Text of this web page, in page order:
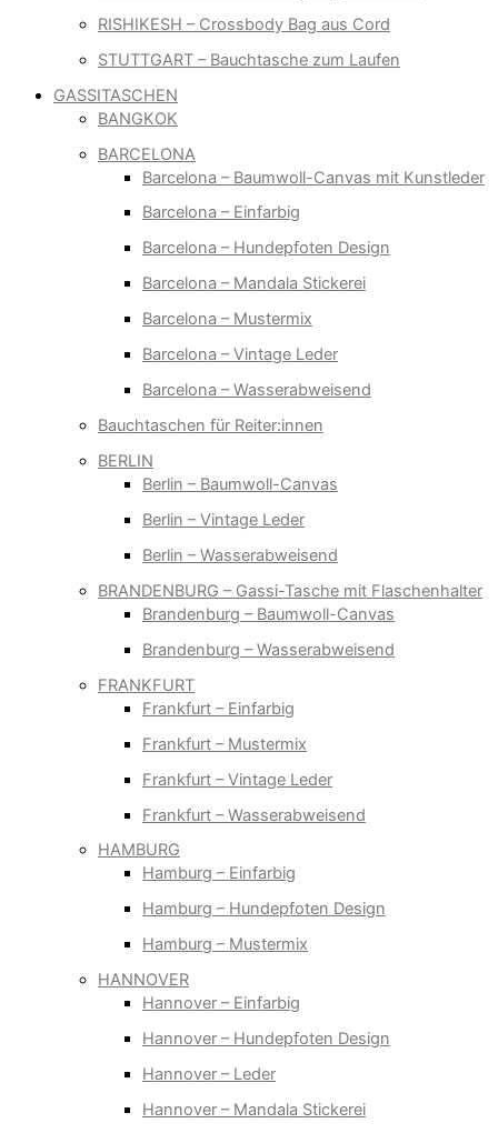
RISHIKESH – Crossbody Bag aus Cord
STUTTGART – Bauchtasche zum Laufen
GASSITASCHEN
BANGKOK
BARCELONA
Barcelona – Baumwoll-Canvas mit Kunstleder
Barcelona – Einfarbig
Barcelona – Hundepfoten Design
Barcelona – Mandala Stickerei
Barcelona – Mustermix
Barcelona – Vintage Leder
Barcelona – Wasserabweisend
Bauchtaschen für Reiter:innen
BERLIN
Berlin – Baumwoll-Canvas
Berlin – Vintage Leder
Berlin – Wasserabweisend
BRANDENBURG – Gassi-Tasche mit Flaschenhalter
Brandenburg – Baumwoll-Canvas
Brandenburg – Wasserabweisend
FRANKFURT
Frankfurt – Einfarbig
Frankfurt – Mustermix
Frankfurt – Vintage Leder
Frankfurt – Wasserabweisend
HAMBURG
Hamburg – Einfarbig
Hamburg – Hundepfoten Design
Hamburg – Mustermix
HANNOVER
Hannover – Einfarbig
Hannover – Hundepfoten Design
Hannover – Leder
Hannover – Mandala Stickerei